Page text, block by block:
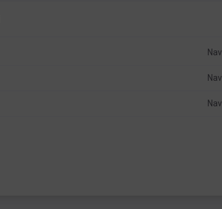
Nav
Nav
Nav